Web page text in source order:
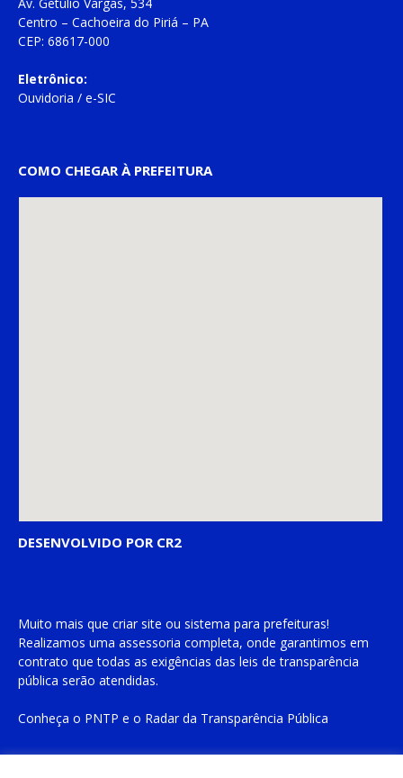
Av. Getulio Vargas, 534
Centro – Cachoeira do Piriá – PA
CEP: 68617-000
Eletrônico:
Ouvidoria / e-SIC
COMO CHEGAR À PREFEITURA
DESENVOLVIDO POR CR2
Muito mais que criar site ou sistema para prefeituras!
Realizamos uma assessoria completa, onde garantimos em
contrato que todas as exigências das leis de transparência
pública serão atendidas.
Conheça o PNTP e o Radar da Transparência Pública